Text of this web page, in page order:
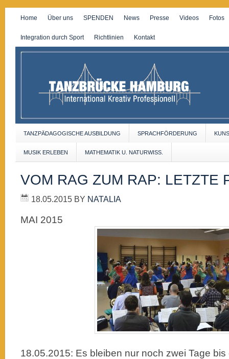
Home Über uns SPENDEN News Presse Videos Fotos
Integration durch Sport Richtlinien Kontakt
TANZPÄDAGOGISCHE AUSBILDUNG SPRACHFÖRDERUNG
MUSIK ERLEBEN MATHEMATIK U. NATURWISS.
VOM RAG ZUM RAP: LETZTE
18.05.2015 BY NATALIA
MAI 2015
18.05.2015: Es bleiben nur noch zwei Tage